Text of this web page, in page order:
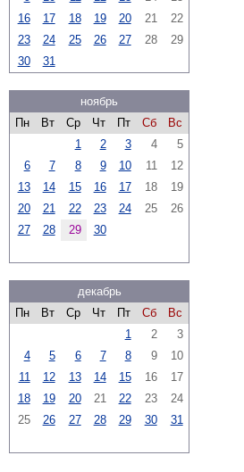
16
17 18 19 20 21
22
23
24 25 26 27 28
29
30
31
ноябрь
Пн
Вт Ср Чт Пт Сб
Вс
1
2 3 4
5
6
7 8 9 10 11
12
13
14 15 16 17 18
19
20
21 22 23 24 25
26
27
28 29 30
декабрь
Пн
Вт Ср Чт Пт Сб
Вс
1
2
3
4
5 6 7 8 9
10
11
12 13 14 15 16
17
18
19 20 21 22 23
24
25
26 27 28 29 30 31